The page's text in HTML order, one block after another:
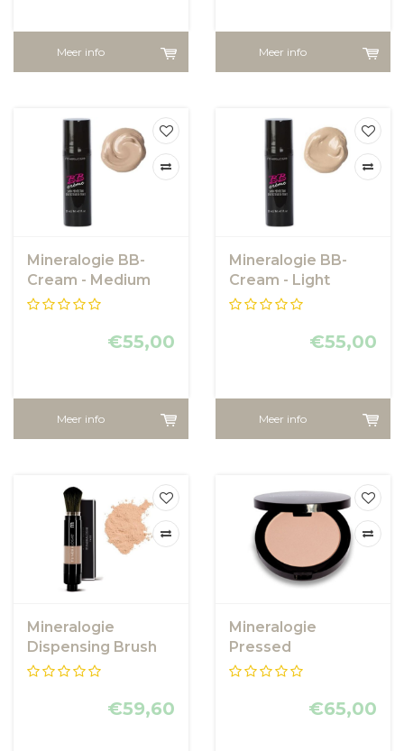
Meer info Meer info
Mineralogie BB-
Cream - Medium
€55,00
Meer info
Mineralogie BB-
Cream - Light
€55,00
Meer info
Mineralogie
Dispensing Brush
Foundation - Deep
€59,60
Mineralogie
Pressed
Foundation - Soft
€65,00